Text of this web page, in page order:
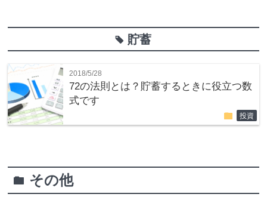
tag 貯蓄
2018/5/28
72の法則とは？貯蓄するときに役立つ数
式です
folder 投資
folder その他